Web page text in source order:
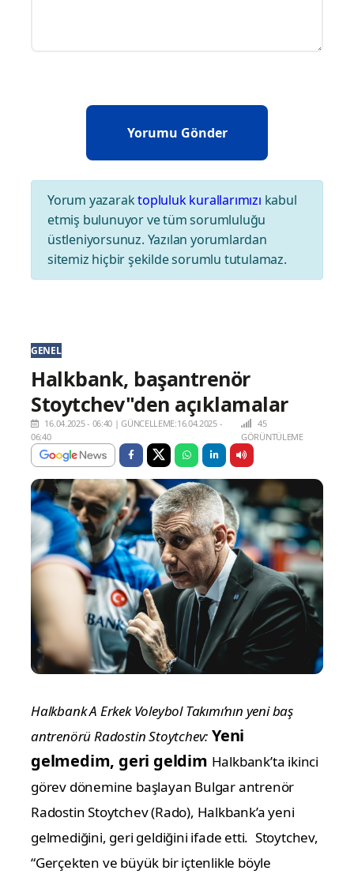
Yorum yazaraktopluluk kurallarımızı kabul
etmiş bulunuyor ve tüm sorumluluğu
üstleniyorsunuz. Yazılan yorumlardan
sitemiz hiçbir şekilde sorumlu tutulamaz.
GENEL
Halkbank, başantrenör
Stoytchev"den açıklamalar
16.04.2025 - 06:40 |GÜNCELLEME:16.04.2025 -
06:40
45
GÖRÜNTÜLEME
Halkbank A Erkek Voleybol Takımı’nın yeni baş
antrenörü Radostin Stoytchev: Yeni
gelmedim, geri geldim Halkbank’ta ikinci
görev dönemine başlayan Bulgar antrenör
Radostin Stoytchev (Rado), Halkbank’a yeni
gelmediğini, geri geldiğini ifade etti. Stoytchev,
“Gerçekten ve büyük bir içtenlikle böyle